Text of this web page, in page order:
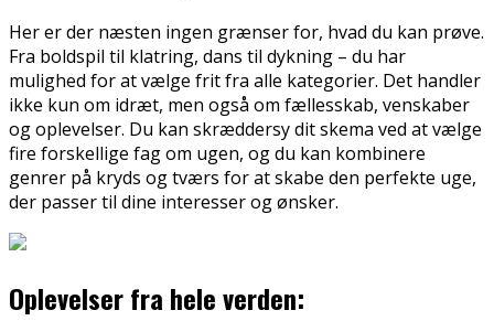
Her er der næsten ingen grænser for, hvad du kan prøve.
Fra boldspil til klatring, dans til dykning – du har
mulighed for at vælge frit fra alle kategorier. Det handler
ikke kun om idræt, men også om fællesskab, venskaber
og oplevelser. Du kan skræddersy dit skema ved at vælge
fire forskellige fag om ugen, og du kan kombinere
genrer på kryds og tværs for at skabe den perfekte uge,
der passer til dine interesser og ønsker.
Oplevelser fra hele verden: